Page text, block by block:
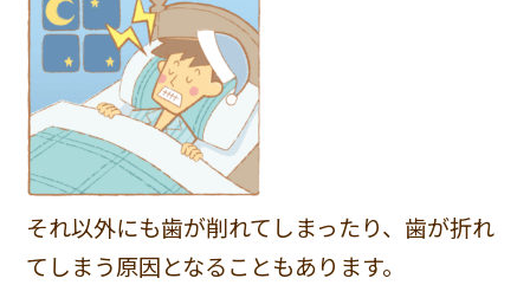
それ以外にも歯が削れてしまったり、歯が折れ
てしまう原因となることもあります。